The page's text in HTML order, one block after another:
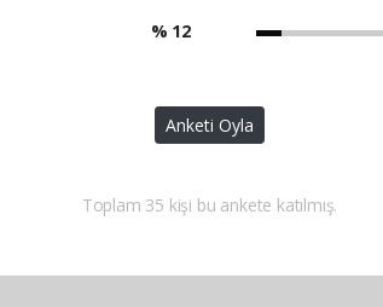
% 12
Anketi Oyla
Toplam 35 kişi bu ankete katılmış.